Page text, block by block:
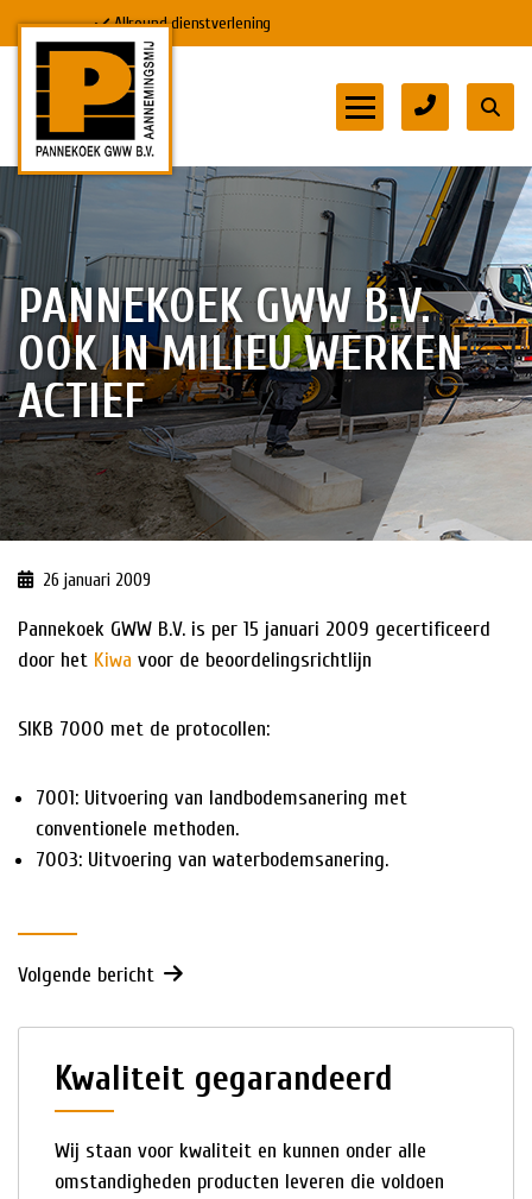
DIENSTEN
DOWNLOADS
MVO & VEILIGHEID
PROJECTEN
WERKEN BIJ
CONTACT
HISTORIE
NIEUWS
Allround dienstverlening
PANNEKOEK GWW B.V.
OOK IN MILIEU WERKEN
ACTIEF
26 januari 2009
​Pannekoek GWW B.V. is per 15 januari 2009 gecertificeerd
door het Kiwa voor de beoordelingsrichtlijn
SIKB 7000 met de protocollen:
7001: Uitvoering van landbodemsanering met
conventionele methoden.
7003: Uitvoering van waterbodemsanering.
Volgende bericht
Kwaliteit gegarandeerd
Wij staan voor kwaliteit en kunnen onder alle
omstandigheden producten leveren die voldoen